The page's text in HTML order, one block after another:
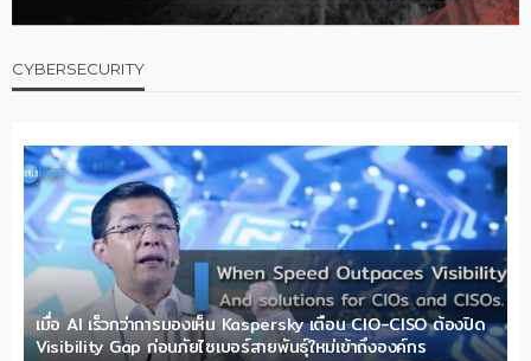
CYBERSECURITY
เมื่อ AI เร็วกว่าการมองเห็น Kaspersky เตือน CIO-CISO ต้องปิด
Visibility Gap ก่อนภัยไซเบอร์สายพันธุ์ใหม่เข้าถึงองค์กร